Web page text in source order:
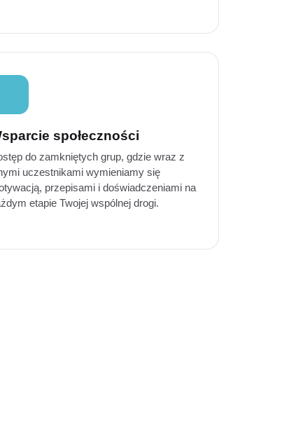
społeczności
do zamkniętych grup, gdzie wraz z
uczestnikami wymieniamy się
przepisami i doświadczeniami na
etapie Twojej wspólnej drogi.